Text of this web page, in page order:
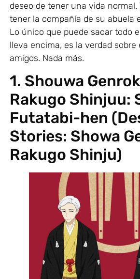
deseo de tener una vida normal.
tener la compañía de su abuela
Lo único que puede sacar todo
lleva encima, es la verdad sobre
amigos. Nada más.
1. Shouwa
Rakugo Shinjuu:
Futatabi-hen
Stories: Showa
Rakugo Shinju)